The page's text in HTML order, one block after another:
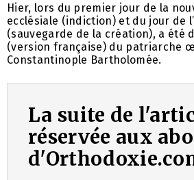
Hier, lors du premier jour de la
ecclésiale (indiction) et du jour de
(sauvegarde de la création), a été
(version française) du patriarche
Constantinople Bartholomée.
La suite de
réservée aux